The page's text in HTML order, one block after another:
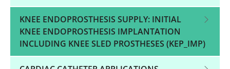
KNEE ENDOPROSTHESIS SUPPLY: INITIAL
KNEE ENDOPROSTHESIS IMPLANTATION
INCLUDING KNEE SLED PROSTHESES (KEP_IMP)